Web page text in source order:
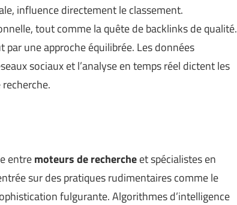
influence directement le classement.
tout comme la quête de backlinks de qualité.
une approche équilibrée. Les données
sociaux et l’analyse en temps réel dictent les
entremoteurs de rechercheet spécialistes en
sur des pratiques rudimentaires comme le
fulgurante. Algorithmes d’intelligence